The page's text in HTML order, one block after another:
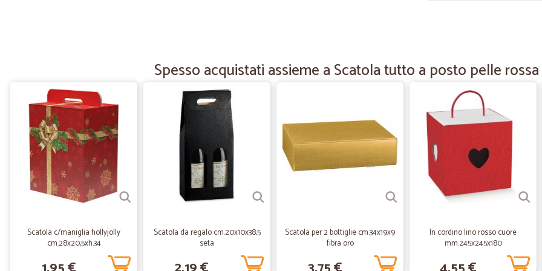
Ottimo venditore
Ottimo venditore, corretto e
— Antonio I.
Un
Carla M.
Spesso acquistati assieme a Scatola tutto a posto pelle
Scatola c/maniglia hollyjolly
cm.28x20,5xh.34
Scatola da regalo cm.20x10x38,5
seta
Scatola per 2 bottiglie cm.34x19x9
fibra oro
In cordino lino rosso cuore
mm.245x245x180